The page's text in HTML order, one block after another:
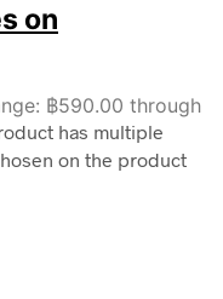
on
฿590.00 through
has multiple
on the product